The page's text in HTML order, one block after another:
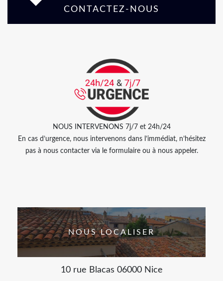
CONTACTEZ-NOUS
NOUS INTERVENONS 7j/7 et 24h/24
En cas d’urgence, nous intervenons dans l’immédiat, n’hésitez
pas à nous contacter via le formulaire ou à nous appeler.
NOUS LOCALISER
10 rue Blacas 06000 Nice